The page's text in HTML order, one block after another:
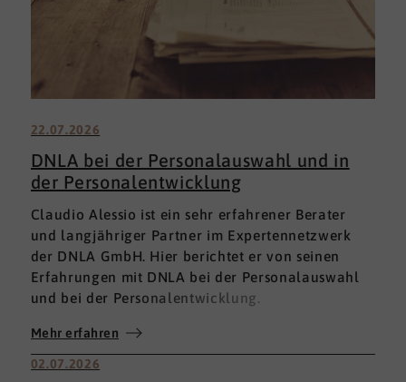
22.07.2026
DNLA bei der Personalauswahl und in
der Personalentwicklung
Claudio Alessio ist ein sehr erfahrener Berater
und langjähriger Partner im Expertennetzwerk
der DNLA GmbH. Hier berichtet er von seinen
Erfahrungen mit DNLA bei der Personalauswahl
und bei der Personalentwicklung.
Mehr erfahren
02.07.2026